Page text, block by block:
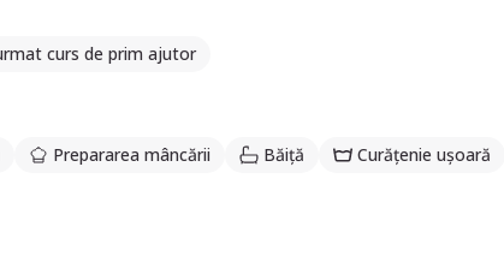
curs de prim ajutor
Prepararea mâncării Băiță Curățenie ușoară